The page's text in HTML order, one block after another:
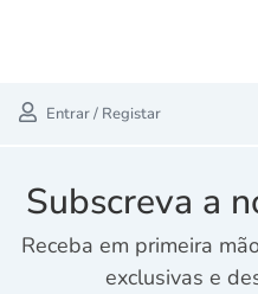
Entrar / Registar
Subscreva a
Receba em primeira
exclusivas e